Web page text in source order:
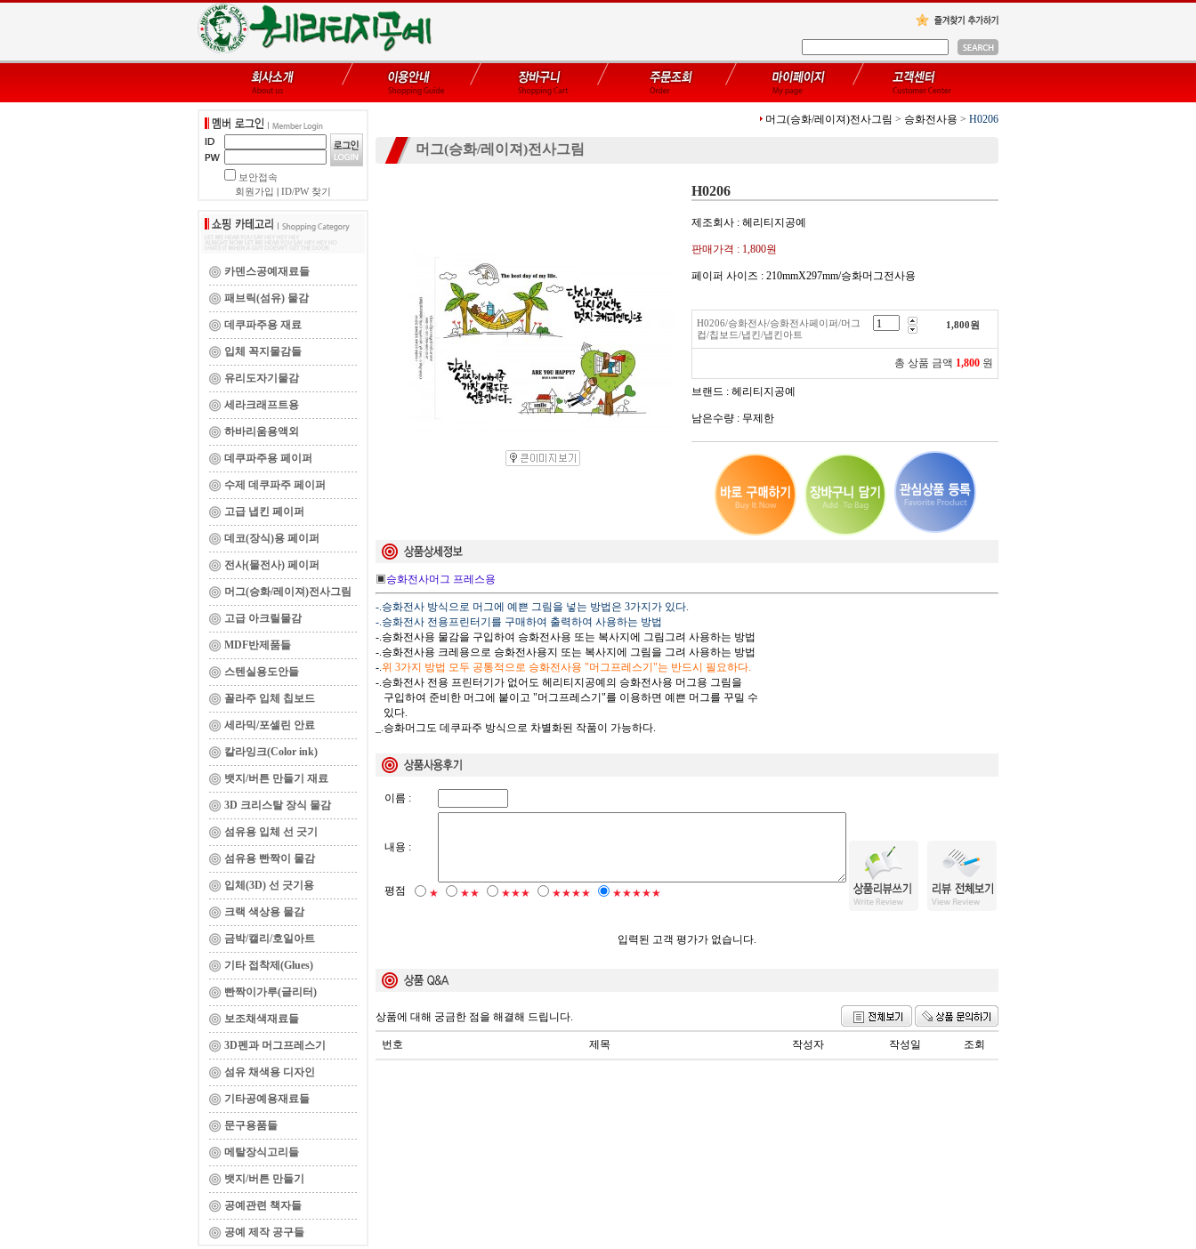
보안접속
회원가입
ID/PW 찾기
카덴스공예재료들
패브릭(섬유) 물감
데쿠파주용 재료
입체 꼭지물감들
유리도자기물감
세라크래프트용
하바리움용액외
데쿠파주용 페이퍼
수제 데쿠파주 페이퍼
고급 냅킨 페이퍼
데코(장식)용 페이퍼
전사(물전사) 페이퍼
머그(승화/레이져)전사그림
고급 아크릴물감
MDF반제품들
스텐실용도안들
꼴라주 입체 칩보드
세라믹/포셀린 안료
칼라잉크(Color ink)
뱃지/버튼 만들기 재료
3D 크리스탈 장식 물감
섬유용 입체 선 긋기
섬유용 빤짝이 물감
입체(3D) 선 긋기용
크랙 색상용 물감
금박/캘리/호일아트
기타 접착제(Glues)
빤짝이가루(글리터)
보조채색재료들
3D펜과 머그프레스기
섬유 채색용 디자인
기타공예용재료들
문구용품들
메탈장식고리들
뱃지/버튼 만들기
공예관련 책자들
공예 제작 공구들
머그(승화/레이져)전사그림 > 승화전사용 > H0206
머그(승화/레이져)전사그림
H0206
제조회사 : 헤리티지공예
판매가격 : 1,800원
페이퍼 사이즈 : 210mmX297mm/승화머그전사용
H0206/승화전사/승화전사페이퍼/머그
컵/칩보드/냅킨/냅킨아트
1,800원
총 상품 금액 1,800 원
브랜드 : 헤리티지공예
남은수량 : 무제한
▣ 승화전사머그 프레스용
-.승화전사 방식으로 머그에 예쁜 그림을 넣는 방법은 3가지가 있다.
-.승화전사 전용프린터기를 구매하여 출력하여 사용하는 방법
-.승화전사용 물감을 구입하여 승화전사용 또는 복사지에 그림그려 사용하는 방법
-.승화전사용 크레용으로 승화전사용지 또는 복사지에 그림을 그려 사용하는 방법
-.위 3가지 방법 모두 공통적으로 승화전사용 "머그프레스기"는 반드시 필요하다.
-.승화전사 전용 프린터기가 없어도 헤리티지공예의 승화전사용 머그용 그림을
구입하여 준비한 머그에 붙이고 "머그프레스기"를 이용하면 예쁜 머그를 꾸밀 수
있다.
_.승화머그도 데쿠파주 방식으로 차별화된 작품이 가능하다.
이름 :
내용 :
평점 ★ ★★ ★★★ ★★★★ ★★★★★
입력된 고객 평가가 없습니다.
상품에 대해 궁금한 점을 해결해 드립니다.
번호 제목 작성자 작성일 조회